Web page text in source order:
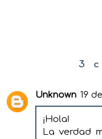
3
Unknown 19
¡Hola!
La verdad